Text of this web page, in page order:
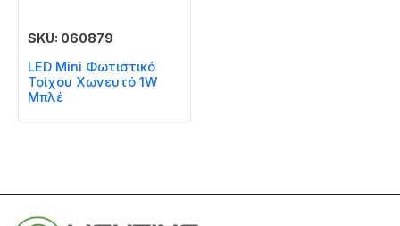
SKU: 060879
LED Mini Φωτιστικό
Τοίχου Χωνευτό 1W
Μπλέ